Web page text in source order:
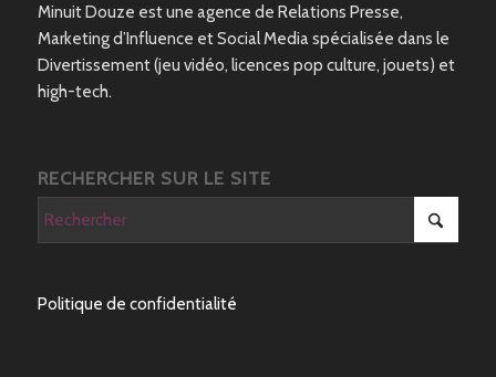
Minuit Douze est une agence de Relations Presse,
Marketing d’Influence et Social Media spécialisée dans le
Divertissement (jeu vidéo, licences pop culture, jouets) et
high-tech.
RECHERCHER SUR LE SITE
Politique de confidentialité